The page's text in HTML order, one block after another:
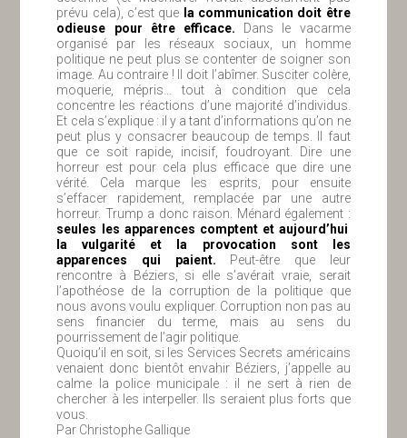
prévu cela), c’est que la communication doit être
odieuse pour être efficace. Dans le vacarme
organisé par les réseaux sociaux, un homme
politique ne peut plus se contenter de soigner son
image. Au contraire ! Il doit l’abîmer. Susciter colère,
moquerie, mépris… tout à condition que cela
concentre les réactions d’une majorité d’individus.
Et cela s’explique : il y a tant d’informations qu’on ne
peut plus y consacrer beaucoup de temps. Il faut
que ce soit rapide, incisif, foudroyant. Dire une
horreur est pour cela plus efficace que dire une
vérité. Cela marque les esprits, pour ensuite
s’effacer rapidement, remplacée par une autre
horreur. Trump a donc raison. Ménard également :
seules les apparences comptent et aujourd’hui
la vulgarité et la provocation sont les
apparences qui paient. Peut-être que leur
rencontre à Béziers, si elle s’avérait vraie, serait
l’apothéose de la corruption de la politique que
nous avons voulu expliquer. Corruption non pas au
sens financier du terme, mais au sens du
pourrissement de l’agir politique.
Quoiqu’il en soit, si les Services Secrets américains
venaient donc bientôt envahir Béziers, j’appelle au
calme la police municipale : il ne sert à rien de
chercher à les interpeller. Ils seraient plus forts que
vous.
Par Christophe Gallique